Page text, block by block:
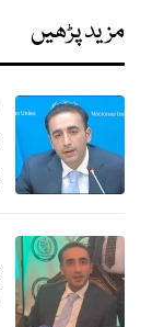
مزید پڑھیں